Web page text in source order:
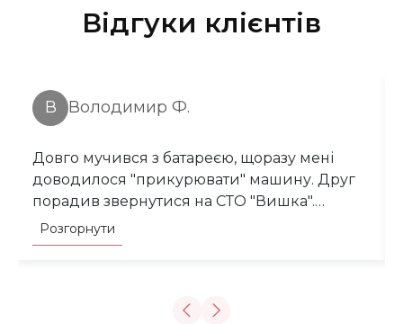
Відгуки клієнтів
В Володимир Ф.
Довго мучився з батареєю, щоразу мені
доводилося "прикурювати" машину. Друг
порадив звернутися на СТО "Вишка".
Автоелектрик зробив діагностику і одразу
знайшов причину проблеми. Пояснив мені,
полагодив, тепер машина заводиться
Розгорнути